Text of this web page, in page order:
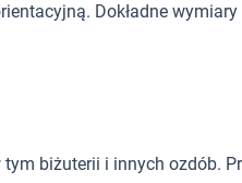
Dokładne
biżuterii i innych ozdób.